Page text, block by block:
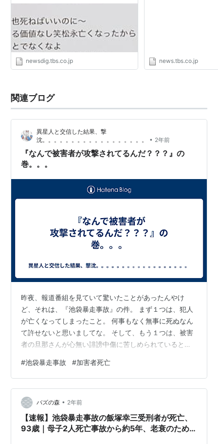
newsdig.tbs.co.jp news.tbs.co.jp
関連ブログ
異星人と交信した結果、撃
沈。。。。。。。。。。。。。。。。。。
• 2年前
『なんで被害者が攻撃されてるんだ？？？』の
巻。。。
昨夜、報道番組を見ていて驚いたことがあったんやけ
ど、それは、『池袋暴走事故』の件。 まず１つは、犯人
が亡くなってしまったこと。 何事もなく無事に死ぬなん
て許せないと思いましてな。 そして、もう１つは、被害
者の旦那さんが心無い誹謗中傷に苦しめられているとい
な方に、なんでこんなことを言えるの？と聞きたくなる
ようなコメントがたくさん。 なかには『殺すぞ』と殺害
予告まで。 なんでこんなことを言えるのでしょう
か？？？ 非難している人たちって、ほんまに人間なん
か？？？ と疑問が。。。 と、色々書きたいことがあるの
ですが、何もしてないのに、なぜか現在明け方…
#池袋暴走事故 #加害者死亡
バズの森 • 2年前
【速報】池袋暴走事故の飯塚幸三受刑者が死亡、
93歳｜母子2人死亡事故から約5年、老衰のため